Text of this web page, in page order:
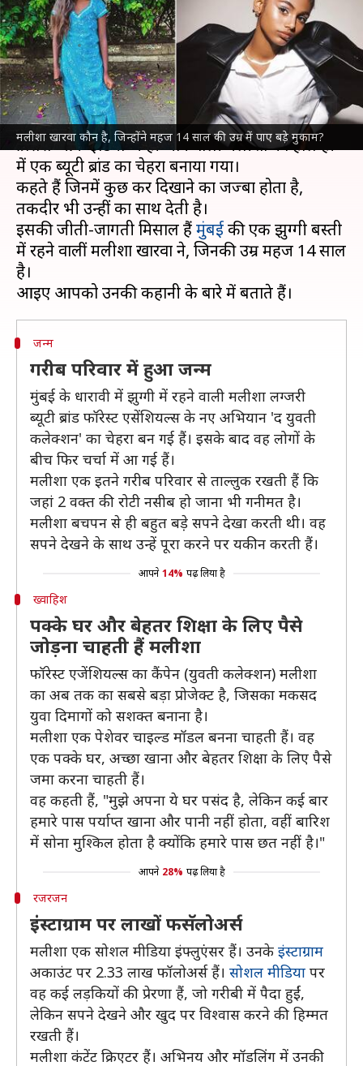
मलीशा खारवा कौन है, जिन्होंने महज 14 साल की उम्र में पाए बड़े मुकाम?
मिलीं 2 हॉलीवुड फिल्में?
लेखन नेहा शर्मा May 22, 2023 07:02 pm
क्या है खबर?
आजकल मलीशा खारवा का नाम बहुत चर्चा में है। 'स्लम
प्रिंसेस ऑफ इंडिया' कही जाने वाली मलीशा को हाल ही
में एक ब्यूटी ब्रांड का चेहरा बनाया गया।
कहते हैं जिनमें कुछ कर दिखाने का जज्बा होता है,
तकदीर भी उन्हीं का साथ देती है।
इसकी जीती-जागती मिसाल हैंमुंबईकी एक झुग्गी बस्ती
में रहने वालीं मलीशा खारवा ने, जिनकी उम्र महज 14 साल
है।
जन्म
गरीब परिवार में हुआ जन्म
मुंबई के धारावी में झुग्गी में रहने वाली मलीशा लग्जरी
ब्यूटी ब्रांड फॉरेस्ट एसेंशियल्स के नए अभियान 'द युवती
कलेक्शन' का चेहरा बन गई हैं। इसके बाद वह लोगों के
बीच फिर चर्चा में आ गई हैं।
मलीशा एक इतने गरीब परिवार से ताल्लुक रखती हैं कि
जहां 2 वक्त की रोटी नसीब हो जाना भी गनीमत है।
मलीशा बचपन से ही बहुत बडे़ सपने देखा करती थी। वह
सपने देखने के साथ उन्हें पूरा करने पर यकीन करती हैं।
आपने 14% पढ़ लिया है
ख्वाहिश
पक्के घर और बेहतर शिक्षा के लिए पैसे
जोड़ना चाहती हैं मलीशा
फॉरेस्ट एजेंशियल्स का कैंपेन (युवती कलेक्शन) मलीशा
का अब तक का सबसे बड़ा प्रोजेक्ट है, जिसका मकसद
युवा दिमागों को सशक्त बनाना है।
मलीशा एक पेशेवर चाइल्ड मॉडल बनना चाहती हैं। वह
एक पक्के घर, अच्छा खाना और बेहतर शिक्षा के लिए पैसे
जमा करना चाहती हैं।
वह कहती हैं, "मुझे अपना ये घर पसंद है, लेकिन कई बार
हमारे पास पर्याप्त खाना और पानी नहीं होता, वहीं बारिश
में सोना मुश्किल होता है क्योंकि हमारे पास छत नहीं है।"
आपने 28% पढ़ लिया है
रजरजन
इंस्टाग्राम पर लाखों फसॅलोअर्स
मलीशा एक सोशल मीडिया इंफ्लुएंसर हैं। उनके इंस्टाग्राम
अकाउंट पर 2.33 लाख फॉलोअर्स हैं। सोशल मीडिया पर
वह कई लड़कियों की प्रेरणा हैं, जो गरीबी में पैदा हुईं,
लेकिन सपने देखने और खुद पर विश्वास करने की हिम्मत
रखती हैं।
मलीशा कंटेंट क्रिएटर हैं। अभिनय और मॉडलिंग में उनकी